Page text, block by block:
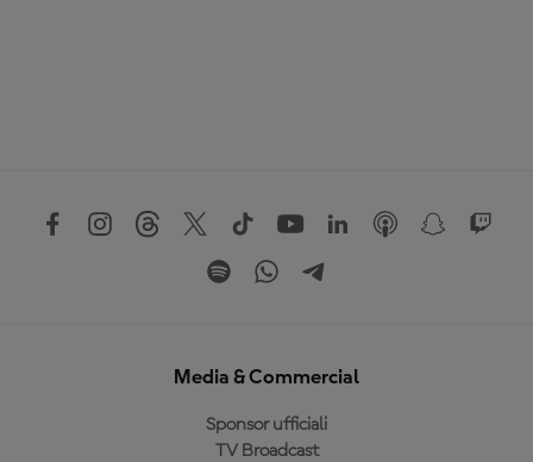
Media & Commercial
Sponsor ufficiali
TV Broadcast